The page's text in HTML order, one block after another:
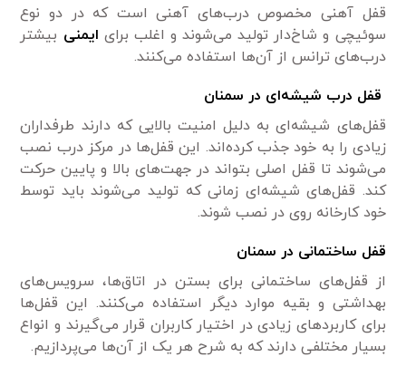
قفل آهنی مخصوص درب‌های آهنی است که در دو نوع
سوئیچی و شاخ‌دار تولید می‌شوند و اغلب برای ایمنی بیشتر
درب‌های ترانس از آن‌ها استفاده می‌کنند.
قفل درب شیشه‌ای در سمنان
قفل‌های شیشه‌ای به دلیل امنیت بالایی که دارند طرفداران
زیادی را به خود جذب کرده‌اند. این قفل‌ها در مرکز درب نصب
می‌شوند تا قفل اصلی بتواند در جهت‌های بالا و پایین حرکت
کند. قفل‌های شیشه‌ای زمانی که تولید می‌شوند باید توسط
خود کارخانه روی در نصب شوند.
قفل‌‌ ساختمانی در سمنان
از قفل‌های ساختمانی برای بستن در اتاق‌ها، سرویس‌های
بهداشتی و بقیه موارد دیگر استفاده می‌کنند. این قفل‌ها
برای کاربردهای زیادی در اختیار کاربران قرار می‌گیرند و انواع
بسیار مختلفی دارند که به شرح هر یک از آن‌ها می‌پردازیم.